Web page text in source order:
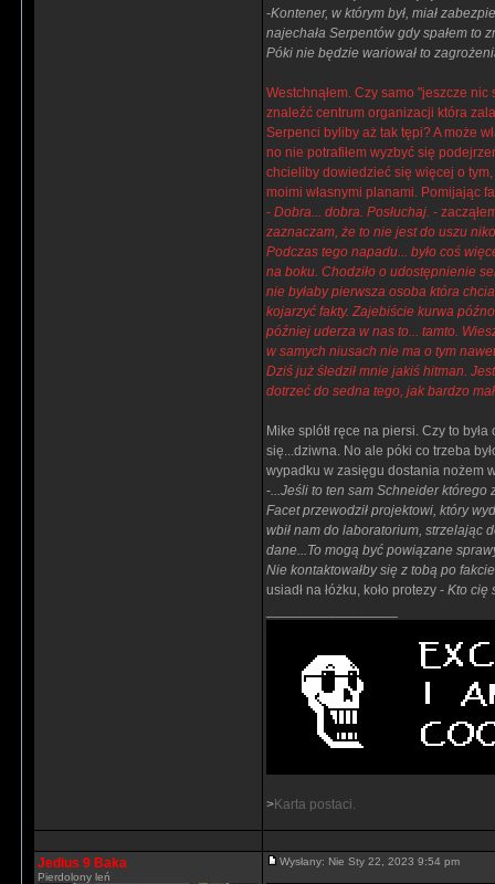
-Kontener, w którym był, miał
najechała Serpentów gdy spałem to
Póki nie będzie wariował to
Westchnąłem. Czy samo "jeszcze
znaleźć centrum organizacji która
Serpenci byliby aż tak tępi? A może
no nie potrafiłem wyzbyć się
chcieliby dowiedzieć się więcej o
moimi własnymi planami. Pomijając
- Dobra... dobra. Posłuchaj. -
zaznaczam, że to nie jest do uszu
Podczas tego napadu... było coś
na boku. Chodziło o udostępnienie
nie byłaby pierwsza osoba która
kojarzyć fakty. Zajebiście kurwa
później uderza w nas to... tamto.
w samych niusach nie ma o tym
Dziś już śledził mnie jakiś hitman.
dotrzeć do sedna tego, jak bardzo
Mike splótł ręce na piersi. Czy to
się...dziwna. No ale póki co trzeba
wypadku w zasięgu dostania nożem
-...Jeśli to ten sam Schneider którego
Facet przewodził projektowi, który
wbił nam do laboratorium, strzelając
dane...To mogą być powiązane
Nie kontaktowałby się z tobą po
usiadł na łóżku, koło protezy - Kto cię
>Karta postaci.
Jedius 9 Baka
Pierdolony leń
Wysłany: Nie Sty 22, 2023 9:54 pm